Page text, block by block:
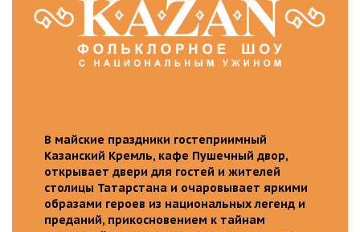
В майские праздники гостеприимный
Казанский Кремль, кафе Пушечный двор,
открывает двери для гостей и жителей
столицы Татарстана и очаровывает яркими
образами героев из национальных легенд и
преданий, прикосновением к тайнам